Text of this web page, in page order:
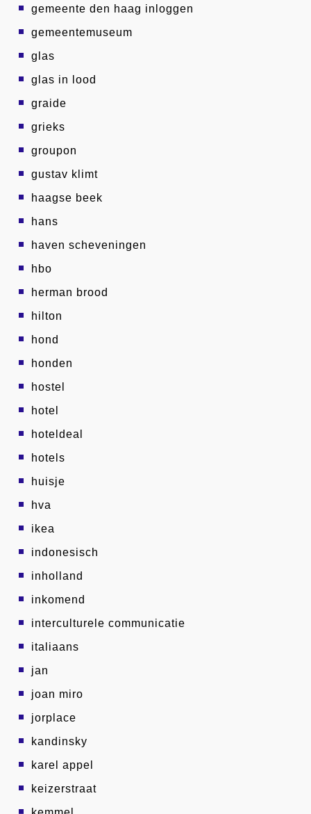
gemeente den haag inloggen
gemeentemuseum
glas
glas in lood
graide
grieks
groupon
gustav klimt
haagse beek
hans
haven scheveningen
hbo
herman brood
hilton
hond
honden
hostel
hotel
hoteldeal
hotels
huisje
hva
ikea
indonesisch
inholland
inkomend
interculturele communicatie
italiaans
jan
joan miro
jorplace
kandinsky
karel appel
keizerstraat